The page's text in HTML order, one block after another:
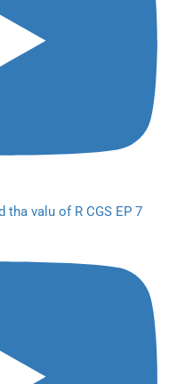
tha valu of R CGS EP 7